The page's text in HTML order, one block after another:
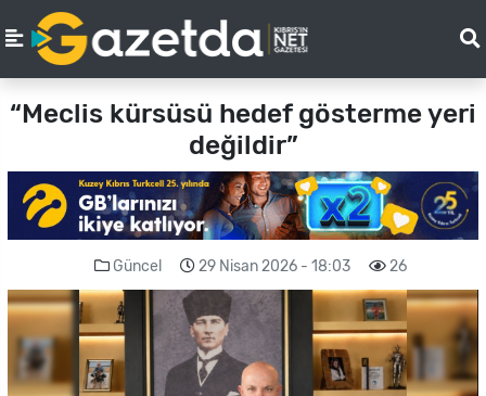
“Meclis kürsüsü hedef gösterme yeri
değildir”
Güncel 29 Nisan 2026 - 18:03 26